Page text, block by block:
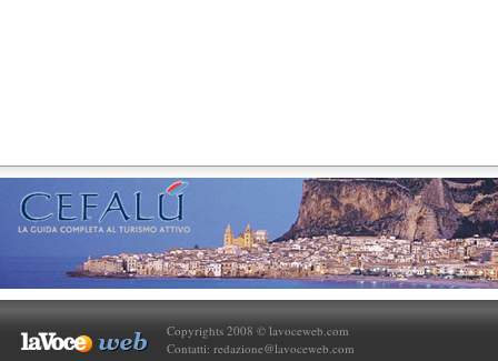
Copyrights 2008 © lavoceweb.com
Contatti: redazione@lavoceweb.com